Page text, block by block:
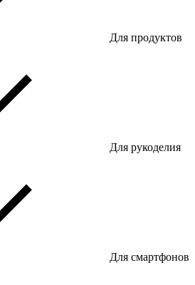
Для продуктов
Для рукоделия
Для смартфонов